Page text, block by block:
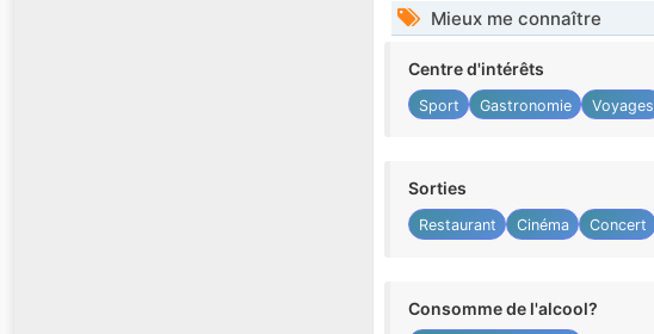
Mieux me connaître
Centre d'intérêts
Sport Gastronomie Voyages
Sorties
Restaurant Cinéma Concert
Consomme de l'alcool?